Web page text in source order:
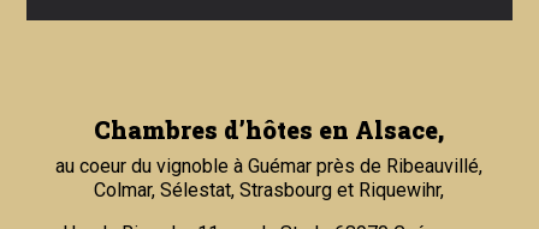
Chambres d’hôtes en Alsace,
au coeur du vignoble à Guémar près de Ribeauvillé,
Colmar, Sélestat, Strasbourg et Riquewihr,